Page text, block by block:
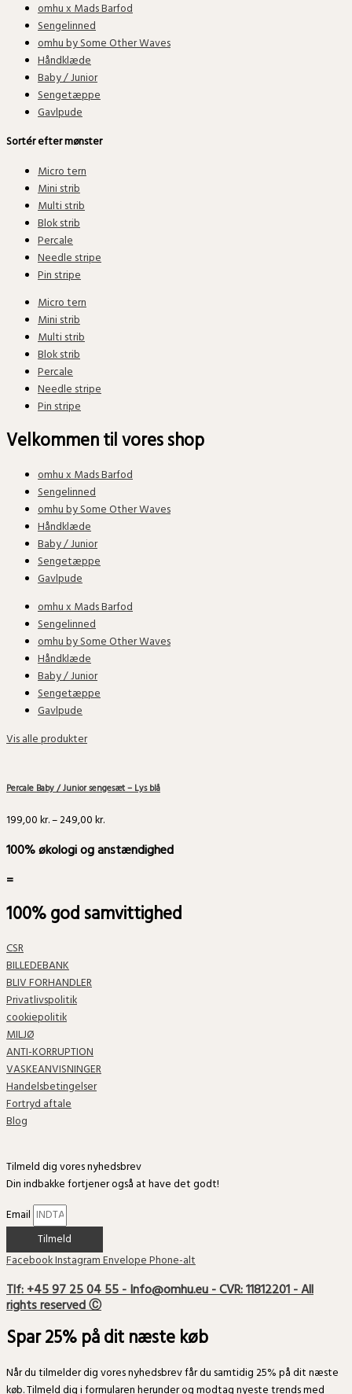
omhu x Mads Barfod
Sengelinned
omhu by Some Other Waves
Håndklæde
Baby / Junior
Sengetæppe
Gavlpude
Sortér efter mønster
Micro tern
Mini strib
Multi strib
Blok strib
Percale
Needle stripe
Pin stripe
Micro tern
Mini strib
Multi strib
Blok strib
Percale
Needle stripe
Pin stripe
Velkommen til vores shop
omhu x Mads Barfod
Sengelinned
omhu by Some Other Waves
Håndklæde
Baby / Junior
Sengetæppe
Gavlpude
omhu x Mads Barfod
Sengelinned
omhu by Some Other Waves
Håndklæde
Baby / Junior
Sengetæppe
Gavlpude
Vis alle produkter
Percale Baby / Junior sengesæt – Lys blå
199,00kr.–249,00kr.
100% økologi og anstændighed
=
100% god samvittighed
CSR
BILLEDEBANK
BLIV FORHANDLER
Privatlivspolitik
cookiepolitik
MILJØ
ANTI-KORRUPTION
VASKEANVISNINGER
Handelsbetingelser
Fortryd aftale
Blog
Tilmeld dig vores nyhedsbrev
Din indbakke fortjener også at have det godt!
Email
Tilmeld
FacebookInstagramEnvelopePhone-alt
Tlf: +45 97 25 04 55 - Info@omhu.eu - CVR: 11812201 - All
rights reserved Ⓒ
Spar 25% på dit næste køb
Når du tilmelder dig vores nyhedsbrev får du samtidig 25% på dit næste
køb. Tilmeld dig i formularen herunder og modtag nyeste trends med